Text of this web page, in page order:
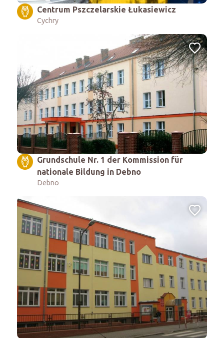
Centrum Pszczelarskie Łukasiewicz
Cychry
Grundschule Nr. 1 der Kommission für
nationale Bildung in Debno
Debno